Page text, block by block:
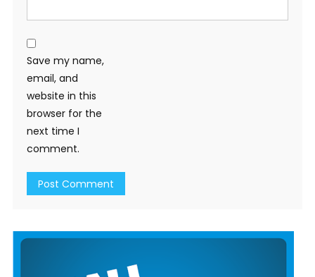
Save my name,
email, and
website in this
browser for the
next time I
comment.